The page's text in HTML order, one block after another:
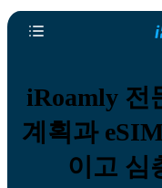
iRoamly 전
계획과
이고 심